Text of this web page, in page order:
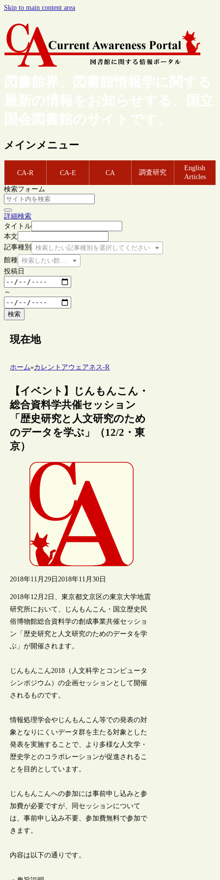
Skip to main content area
図書館界、図書館情報学に関する
最新の情報をお知らせする、国立
国会図書館のサイトです。
メインメニュー
CA-R CA-E CA 調査研究
English
Articles
検索フォーム
詳細検索
タイトル
本文
記事種別
検索したい記事種別を選択してください
館種 検索したい館種を選択してください
投稿日
～
検索
現在地
ホーム»カレントアウェアネス-R
【イベント】じんもんこん・
総合資料学共催セッション
「歴史研究と人文研究のため
のデータを学ぶ」（12/2・東
京）
2018年11月29日 2018年11月30日
2018年12月2日、東京都文京区の東京大学地震
研究所において、じんもんこん・国立歴史民
俗博物館総合資料学の創成事業共催セッショ
ン「歴史研究と人文研究のためのデータを学
ぶ」が開催されます。
じんもんこん2018（人文科学とコンピュータ
シンポジウム）の企画セッションとして開催
されるものです。
情報処理学会やじんもんこん等での発表の対
象となりにくいデータ群を主たる対象とした
発表を実施することで、より多様な人文学・
歴史学とのコラボレーションが促進されるこ
とを目的としています。
じんもんこんへの参加には事前申し込みと参
加費が必要ですが、同セッションについて
は、事前申し込み不要、参加費無料で参加で
きます。
内容は以下の通りです。